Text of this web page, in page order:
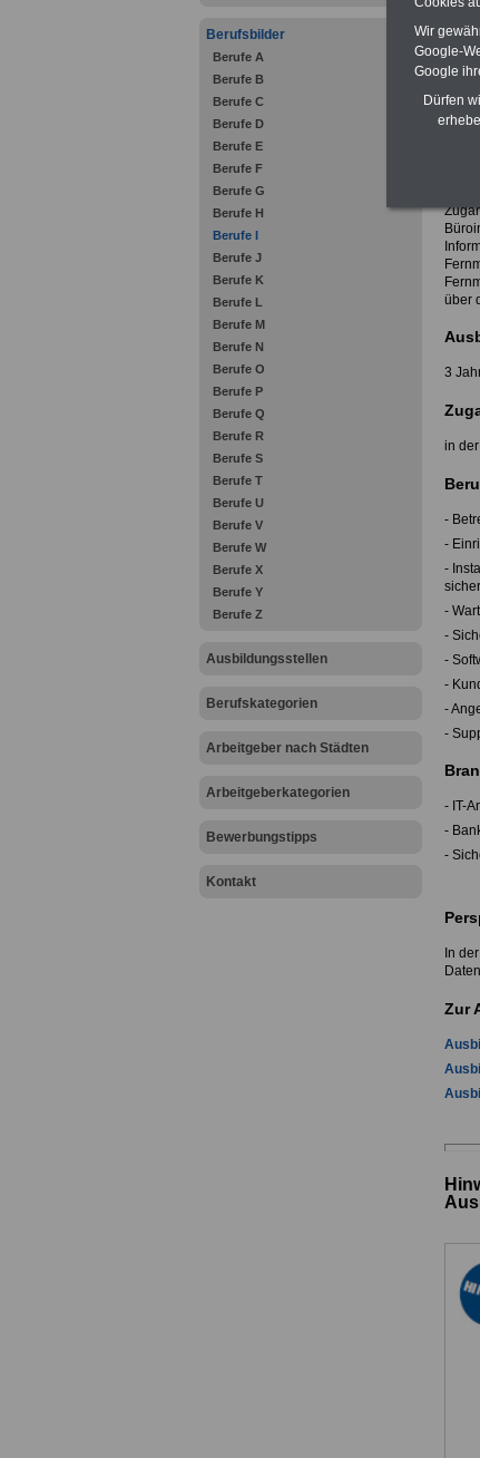
Berufsbilder
Berufe A
Berufe B
Berufe C
Berufe D
Berufe E
Berufe F
Berufe G
Berufe H
Berufe I
Berufe J
Berufe K
Berufe L
Berufe M
Berufe N
Berufe O
Berufe P
Berufe Q
Berufe R
Berufe S
Berufe T
Berufe U
Berufe V
Berufe W
Berufe X
Berufe Y
Berufe Z
Ausbildungsstellen
Berufskategorien
Arbeitgeber nach Städten
Arbeitgeberkategorien
Bewerbungstipps
Kontakt
- IT-
In
IT-
über
3
in
-
-
-
-
-
-
-
-
-
- IT-
-
-
In
Zur
Wir
Google-
Google
Dürfen